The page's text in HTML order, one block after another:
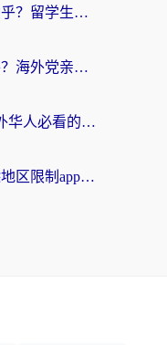
央视影音在海外可以看吗知乎？留学生亲测：3步解决地域限制+追剧自由
在国外怎么看咪咕视频软件？海外党亲测有效的回国加速方案
12123在国外能登录吗？海外华人必看的回国加速实用指南
海外党追剧必备：手机解除地区限制app怎么选？解决央视视频&国内剧地区限制全指南